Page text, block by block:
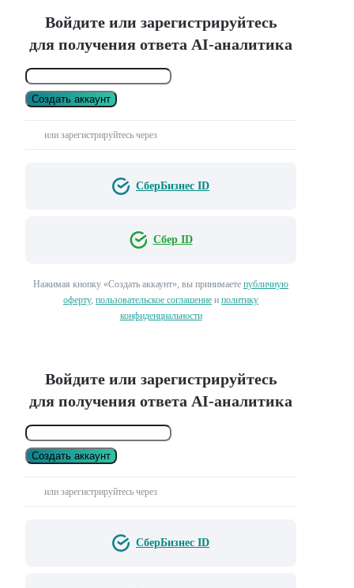
Войдите или зарегистрируйтесь
для получения ответа AI-аналитика
Создать аккаунт
или зарегистрируйтесь через
СберБизнес ID
Сбер ID
Нажимая кнопку «Создать аккаунт», вы принимаете публичную
оферту, пользовательское соглашение и политику
конфиденциальности
Войдите или зарегистрируйтесь
для получения ответа AI-аналитика
Создать аккаунт
или зарегистрируйтесь через
СберБизнес ID